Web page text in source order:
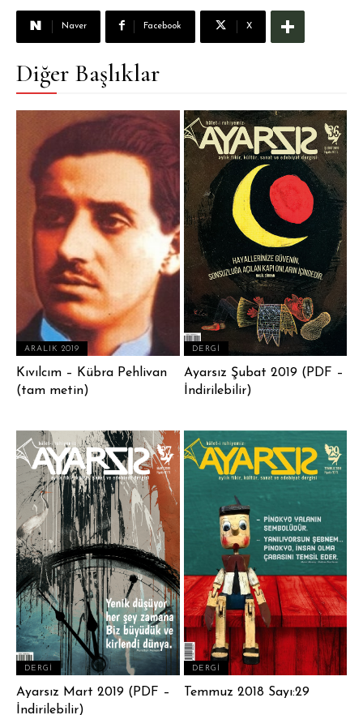
Naver Facebook X
Diğer Başlıklar
ARALIK 2019
Kıvılcım – Kübra Pehlivan
(tam metin)
DERGI
Ayarsız Şubat 2019 (PDF –
İndirilebilir)
DERGI
Ayarsız Mart 2019 (PDF –
İndirilebilir)
DERGI
Temmuz 2018 Sayı:29